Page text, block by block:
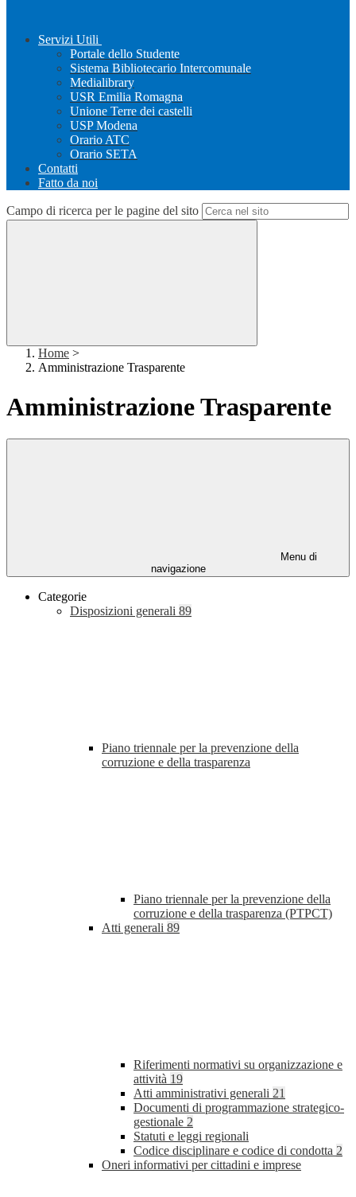
Servizi Utili
Portale dello Studente
Sistema Bibliotecario Intercomunale
Medialibrary
USR Emilia Romagna
Unione Terre dei castelli
USP Modena
Orario ATC
Orario SETA
Contatti
Fatto da noi
Campo di ricerca per le pagine del sito
Home >
Amministrazione Trasparente
Amministrazione Trasparente
Menu di
navigazione
Categorie
Disposizioni generali 89
Piano triennale per la prevenzione della
corruzione e della trasparenza
Piano triennale per la prevenzione della
corruzione e della trasparenza (PTPCT)
Atti generali 89
Riferimenti normativi su organizzazione e
attività 19
Atti amministrativi generali 21
Documenti di programmazione strategico-
gestionale 2
Statuti e leggi regionali
Codice disciplinare e codice di condotta 2
Oneri informativi per cittadini e imprese